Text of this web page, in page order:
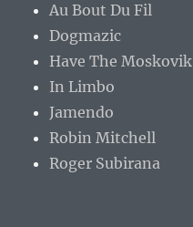
Au Bout Du Fil
Dogmazic
Have The Moskovik
In Limbo
Jamendo
Robin Mitchell
Roger Subirana